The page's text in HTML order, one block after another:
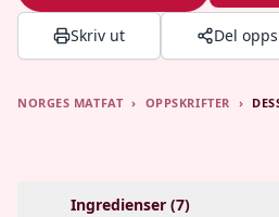
Skriv ut Del
NORGES MATFAT › OPPSKRIFTER ›
Ingredienser (7)